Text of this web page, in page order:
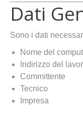
Dati
Sono i dati
Nome del
Indirizzo del
Committente
Tecnico
Impresa